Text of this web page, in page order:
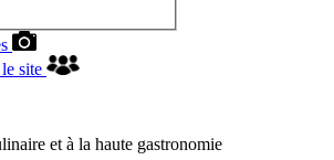
site
et à la haute gastronomie